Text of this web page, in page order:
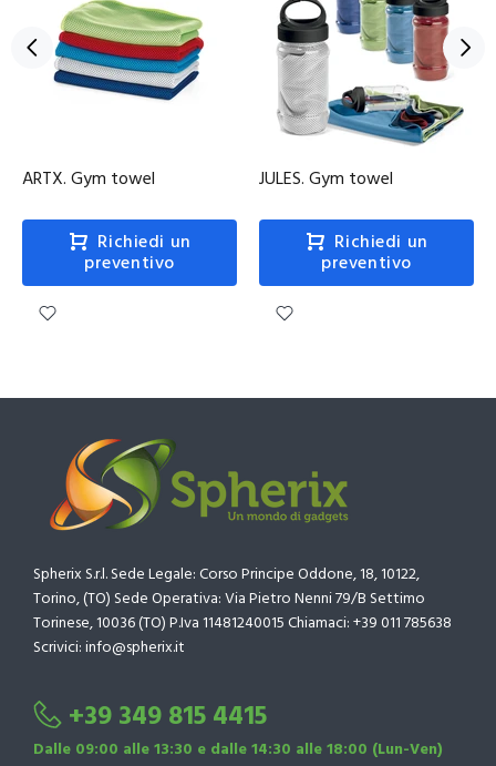
ARTX. Gym towel
Richiedi un
preventivo
JULES. Gym towel
Richiedi un
preventivo
Spherix S.r.l. Sede Legale: Corso Principe Oddone, 18, 10122,
Torino, (TO) Sede Operativa: Via Pietro Nenni 79/B Settimo
Torinese, 10036 (TO) P.Iva 11481240015 Chiamaci: +39 011 785638
Scrivici: info@spherix.it
+39 349 815 4415
Dalle 09:00 alle 13:30 e dalle 14:30 alle 18:00 (Lun-Ven)